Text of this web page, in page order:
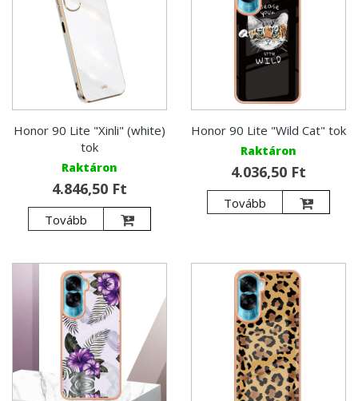
Honor 90 Lite "Xinli" (white)
tok
Raktáron
4.846,50 Ft
Tovább
Honor 90 Lite "Wild Cat" tok
Raktáron
4.036,50 Ft
Tovább